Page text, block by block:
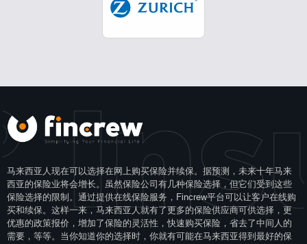
马来西亚人现在可以选择在网上购买保险并续保。据预测，未来十年马来
西亚的保险业将会增长。虽然保险公司有几种保险选择，但它们受到这些
保险选择的限制。通过提供在线保险服务，Fincrew平台可以让客户在线购
买和续保。这样一来，马来西亚人就有了更多的保险供应商可供选择，更
优惠的政策报价，增加了保险的灵活性，快速购买保险，省去了中间人的
需要，等等。当你知道你的选择时，你就有可能在马来西亚得到最好的保